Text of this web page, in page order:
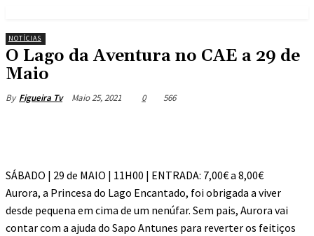
NOTÍCIAS
O Lago da Aventura no CAE a 29 de
Maio
By Figueira Tv Maio 25, 2021 0 566
SÁBADO | 29 de MAIO | 11H00 | ENTRADA: 7,00€ a 8,00€
Aurora, a Princesa do Lago Encantado, foi obrigada a viver
desde pequena em cima de um nenúfar. Sem pais, Aurora vai
contar com a ajuda do Sapo Antunes para reverter os feitiços